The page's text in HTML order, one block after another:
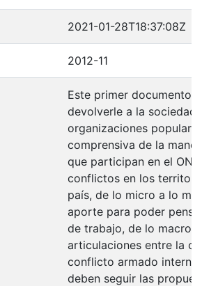
2021-01-28T18:37:08Z
2012-11
Este primer documento
devolverle a la sociedad
organizaciones
comprensiva de la
que participan en el
conflictos en los
país, de lo micro a lo
aporte para poder
de trabajo, de lo macro
articulaciones entre la
conflicto armado
deben seguir las